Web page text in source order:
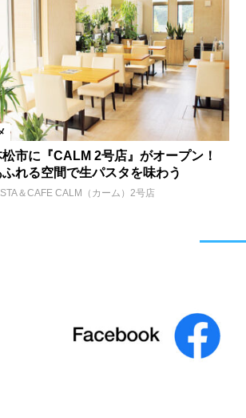
市に『CALM 2号店』がオープン！
れる空間で生パスタを味わう
＆CAFE CALM（カーム）2号店